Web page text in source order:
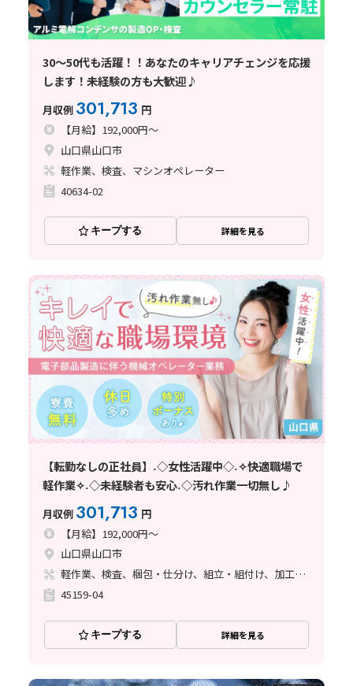
30～50代も活躍！！あなたのキャリアチェンジを応援
します！未経験の方も大歓迎♪
月収例 301,713 円
【月給】192,000円～
山口県山口市
軽作業、検査、マシンオペレーター
40634-02
キープする 詳細を見る
【転勤なしの正社員】˖◇女性活躍中◇˖✧快適職場で
軽作業✧˖◇未経験者も安心˖◇汚れ作業一切無し♪
月収例 301,713 円
【月給】192,000円～
山口県山口市
軽作業、検査、梱包・仕分け、組立・組付け、加工、マシンオペレーター、立ち作業
45159-04
キープする 詳細を見る